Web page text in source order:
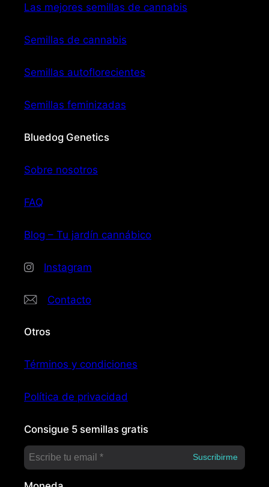
Las mejores semillas de cannabis
Semillas de cannabis
Semillas autoflorecientes
Semillas feminizadas
Bluedog Genetics
Sobre nosotros
FAQ
Blog – Tu jardín cannábico
Instagram
Contacto
Otros
Términos y condiciones
Política de privacidad
Consigue 5 semillas gratis